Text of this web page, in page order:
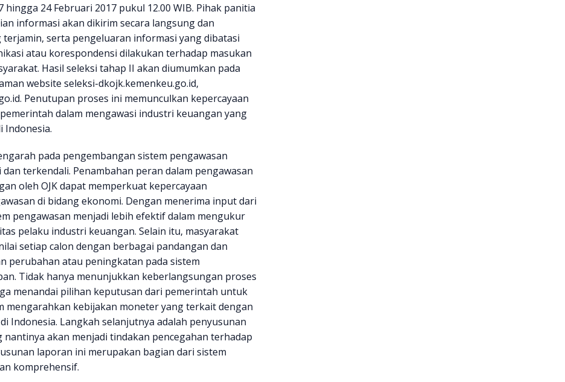
24 Februari 2017 pukul 12.00 WIB. Pihak panitia
informasi akan dikirim secara langsung dan
serta pengeluaran informasi yang dibatasi
atau korespondensi dilakukan terhadap masukan
Hasil seleksi tahap II akan diumumkan pada
website seleksi-dkojk.kemenkeu.go.id,
Penutupan proses ini memunculkan kepercayaan
dalam mengawasi industri keuangan yang
Indonesia.
pada pengembangan sistem pengawasan
terkendali. Penambahan peran dalam pengawasan
oleh OJK dapat memperkuat kepercayaan
di bidang ekonomi. Dengan menerima input dari
pengawasan menjadi lebih efektif dalam mengukur
pelaku industri keuangan. Selain itu, masyarakat
setiap calon dengan berbagai pandangan dan
perubahan atau peningkatan pada sistem
Tidak hanya menunjukkan keberlangsungan proses
menandai pilihan keputusan dari pemerintah untuk
mengarahkan kebijakan moneter yang terkait dengan
Indonesia. Langkah selanjutnya adalah penyusunan
akan menjadi tindakan pencegahan terhadap
laporan ini merupakan bagian dari sistem
komprehensif.